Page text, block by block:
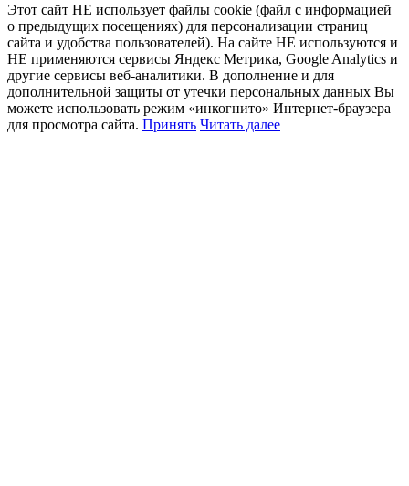
Этот сайт НЕ использует файлы cookie (файл с информацией
о предыдущих посещениях) для персонализации страниц
сайта и удобства пользователей). На сайте НЕ используются и
НЕ применяются сервисы Яндекс Метрика, Google Analytics и
другие сервисы веб-аналитики. В дополнение и для
дополнительной защиты от утечки персональных данных Вы
можете использовать режим «инкогнито» Интернет-браузера
для просмотра сайта. Принять Читать далее